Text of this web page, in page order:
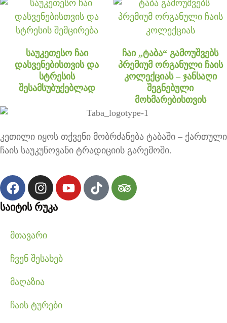
საუკეთესო ჩაი
დასვენებისთვის და
სტრესის
შესამსუბუქებლად
ჩაი „ტაბა“ გამოუშვებს
პრემიუმ ორგანული ჩაის
კოლექციას – ჯანსაღი
შეგნებული
მოხმარებისთვის
კეთილი იყოს თქვენი მობრძანება ტაბაში – ქართული
ჩაის საუკუნოვანი ტრადიციის გარემოში.
საიტის რუკა
მთავარი
ჩვენ შესახებ
მაღაზია
ჩაის ტურები